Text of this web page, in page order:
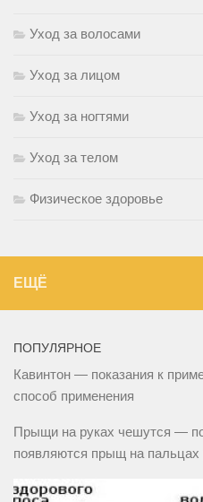
Уход за волосами
Уход за лицом
Уход за ногтями
Уход за телом
Физическое здоровье
ЕЩЁ
ПОПУЛЯРНОЕ
Кавинтон — показания к
способ применения
Прыщи на руках чешутся —
появляются прыщ на пальцах